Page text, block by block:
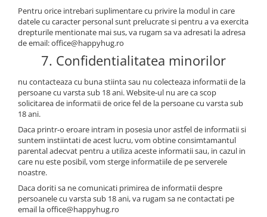
Pentru orice intrebari suplimentare cu privire la modul in care
datele cu caracter personal sunt prelucrate si pentru a va exercita
drepturile mentionate mai sus, va rugam sa va adresati la adresa
de email: office@happyhug.ro
7. Confidentialitatea minorilor
nu contacteaza cu buna stiinta sau nu colecteaza informatii de la
persoane cu varsta sub 18 ani. Website-ul nu are ca scop
solicitarea de informatii de orice fel de la persoane cu varsta sub
18 ani.
Daca printr-o eroare intram in posesia unor astfel de informatii si
suntem instiintati de acest lucru, vom obtine consimtamantul
parental adecvat pentru a utiliza aceste informatii sau, in cazul in
care nu este posibil, vom sterge informatiile de pe serverele
noastre.
Daca doriti sa ne comunicati primirea de informatii despre
persoanele cu varsta sub 18 ani, va rugam sa ne contactati pe
email la office@happyhug.ro